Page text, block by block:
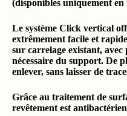
(disponibles uniquement
Le système Click vertical
extrêmement facile et
sur carrelage existant,
nécessaire du support. De
enlever, sans laisser de
Grâce au traitement de
revêtement est